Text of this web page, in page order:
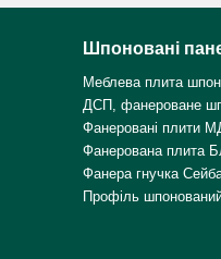
Шпоновані
Меблева плита
ДСП, фанероване
Фанеровані плити
Фанерована плита
Фанера гнучка
Профіль